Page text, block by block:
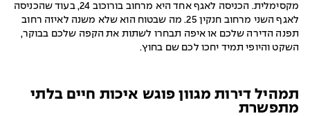
מקסימלית. הכניסה לאגף אחד היא מרחוב בורוכוב 24, בעוד שהכניסה
לאגף השני מרחוב חנקין 25. מה שבטוח הוא שלא משנה לאיזה רחוב
תפנה הדירה שלכם או איפה תבחרו לשתות את הקפה שלכם בבוקר,
השקט והיופי תמיד יחכו לכם שם בחוץ.
תמהיל דירות מגוון פוגש איכות חיים בלתי
מתפשרת